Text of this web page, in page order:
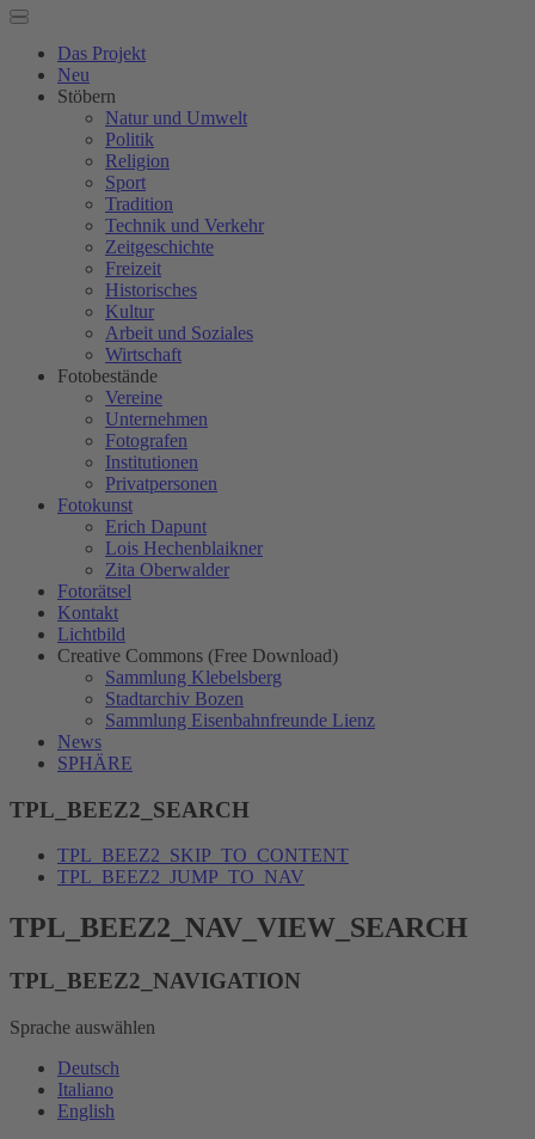
Das Projekt
Neu
Stöbern
Natur und Umwelt
Politik
Religion
Sport
Tradition
Technik und Verkehr
Zeitgeschichte
Freizeit
Historisches
Kultur
Arbeit und Soziales
Wirtschaft
Fotobestände
Vereine
Unternehmen
Fotografen
Institutionen
Privatpersonen
Fotokunst
Erich Dapunt
Lois Hechenblaikner
Zita Oberwalder
Fotorätsel
Kontakt
Lichtbild
Creative Commons (Free Download)
Sammlung Klebelsberg
Stadtarchiv Bozen
Sammlung Eisenbahnfreunde Lienz
News
SPHÄRE
TPL_BEEZ2_SEARCH
TPL_BEEZ2_SKIP_TO_CONTENT
TPL_BEEZ2_JUMP_TO_NAV
TPL_BEEZ2_NAV_VIEW_SEARCH
TPL_BEEZ2_NAVIGATION
Sprache auswählen
Deutsch
Italiano
English